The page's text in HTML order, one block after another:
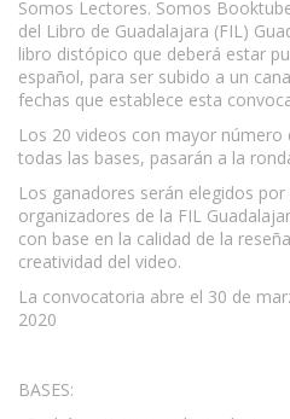
Somos Lectores. Somos
del Libro de Guadalajara (FIL)
libro distópico que deberá estar
español, para ser subido a un
fechas que establece esta
Los 20 videos con mayor número
todas las bases, pasarán a la
Los ganadores serán elegidos
organizadores de la FIL
con base en la calidad de la
creatividad del video.
La convocatoria abre el 30 de
2020
BASES: